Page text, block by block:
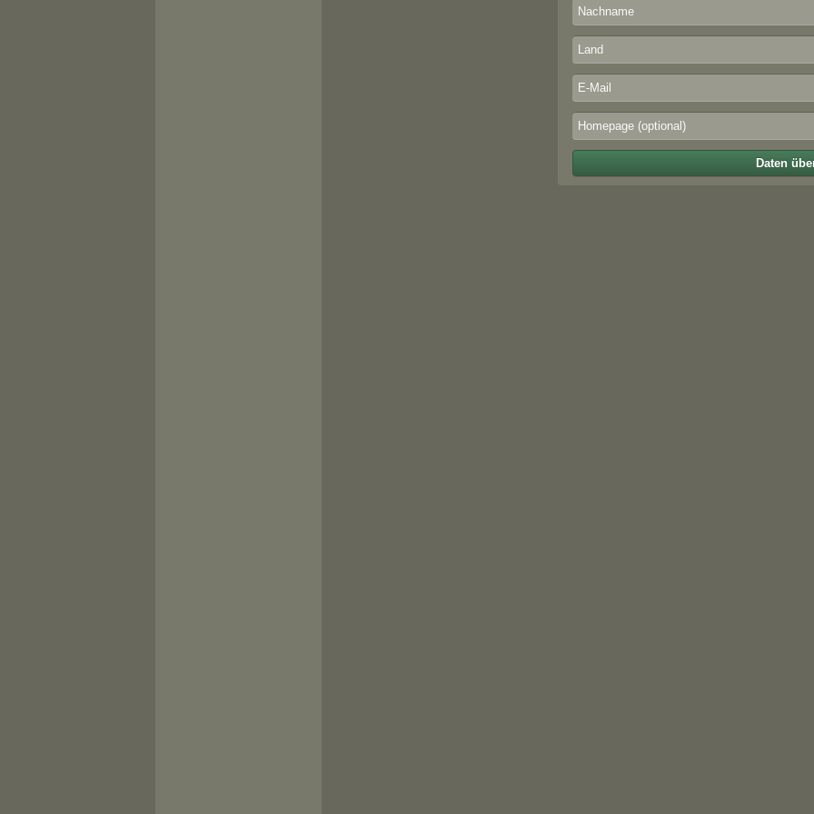
Daten